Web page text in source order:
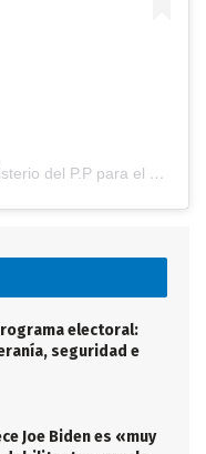
Una publicación compartida por Ministerio del P.P para el Servicio Penitenciario (@minserviciopenitenciario_ve)
electoral:
seguridad e
Joe Biden es «muy